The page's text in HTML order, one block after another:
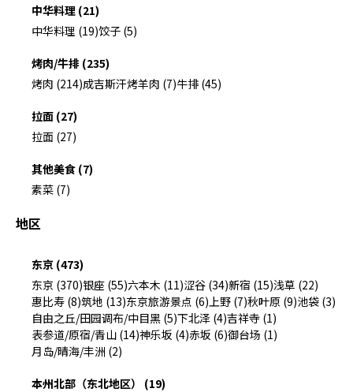
中华料理 (21)
中华料理 (19)饺子 (5)
烤肉/牛排 (235)
烤肉 (214)成吉斯汗烤羊肉 (7)牛排 (45)
拉面 (27)
拉面 (27)
其他美食 (7)
素菜 (7)
地区
东京 (473)
东京 (370)银座 (55)六本木 (11)涩谷 (34)新宿 (15)浅草 (22)
惠比寿 (8)筑地 (13)东京旅游景点 (6) 上野 (7)秋叶原 (9)池袋 (3)
自由之丘/田园调布/中目黑 (5)下北泽 (4)吉祥寺 (1)
表参道/原宿/青山 (14)神乐坂 (4)赤坂 (6)御台场 (1)
月岛/晴海/丰洲 (2)
本州北部（东北地区） (19)